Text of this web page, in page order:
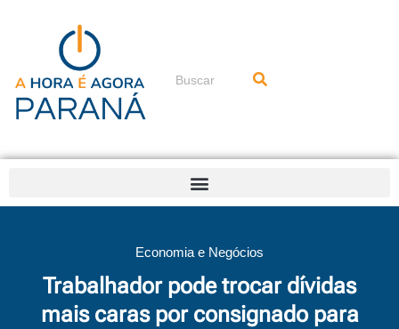
conteúdo
Pesquisar
Economia e Negócios
Trabalhador pode trocar dívidas
mais caras por consignado para